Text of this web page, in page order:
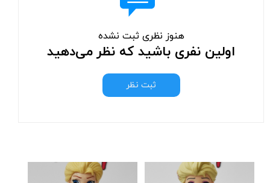
هنوز نظری ثبت نشده
اولین نفری باشید که نظر می‌دهید
ثبت نظر